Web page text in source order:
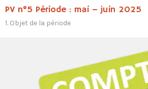
PV n°5 Période : mai – juin 2025
1. Objet de la période